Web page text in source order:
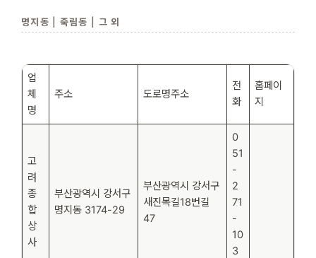
명지동 | 죽림동 | 그 외
업
체
명
주소 도로명주소
전
화
홈페이
지
고
려
종
합
상
사
부산광역시 강서구
명지동 3174-29
부산광역시 강서구
새진목길18번길
47
0
51
-
2
71
-
10
3